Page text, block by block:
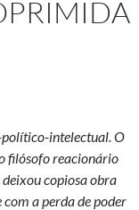
intelectual. O
filósofo reacionário
copiosa obra
a perda de poder